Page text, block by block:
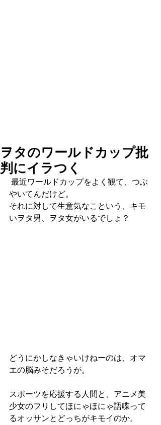
ヲタのワールドカップ批
判にイラつく
やいてんだけど。
それに対して生意気なこという、キモ
いヲタ男、ヲタ女がいるでしょ？
どうにかしなきゃいけねーのは、オマ
エの脳みそだろうが。
スポーツを応援する人間と、アニメ美
少女のフリしてほにゃほにゃ語喋って
るオッサンとどっちがキモイのか。